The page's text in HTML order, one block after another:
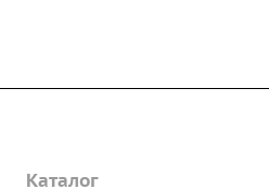
О предприятии
Каталог